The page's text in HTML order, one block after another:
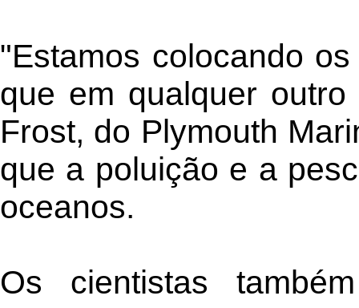
"Estamos colocando
que em qualquer
Frost, do Plymouth
que a poluição e a
oceanos.
Os cientistas